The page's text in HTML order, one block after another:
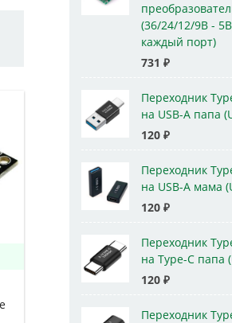
(36/24/12/9В -
каждый порт)
731 ₽
Переходник
на USB-A папа
120 ₽
Переходник
на USB-A мама
120 ₽
Переходник
на Type-C папа
120 ₽
Переходник